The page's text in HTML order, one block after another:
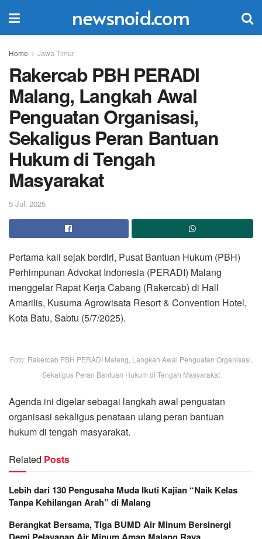
newsnoid.com
Home Jawa Timur
Rakercab PBH PERADI
Malang, Langkah Awal
Penguatan Organisasi,
Sekaligus Peran Bantuan
Hukum di Tengah
Masyarakat
5 Juli 2025
Pertama kali sejak berdiri, Pusat Bantuan Hukum (PBH)
Perhimpunan Advokat Indonesia (PERADI) Malang
menggelar Rapat Kerja Cabang (Rakercab) di Hall
Amarilis, Kusuma Agrowisata Resort & Convention Hotel,
Kota Batu, Sabtu (5/7/2025).
Foto: Rakercab PBH PERADI Malang, Langkah Awal Penguatan Organisasi,
Sekaligus Peran Bantuan Hukum di Tengah Masyarakat
Agenda ini digelar sebagai langkah awal penguatan
organisasi sekaligus penataan ulang peran bantuan
hukum di tengah masyarakat.
Related Posts
Lebih dari 130 Pengusaha Muda Ikuti Kajian “Naik Kelas
Tanpa Kehilangan Arah” di Malang
Berangkat Bersama, Tiga BUMD Air Minum Bersinergi